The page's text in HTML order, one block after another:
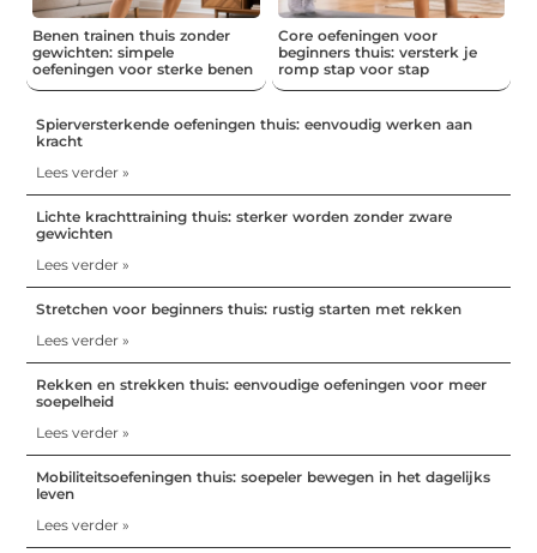
Benen trainen thuis zonder
gewichten: simpele
oefeningen voor sterke benen
Core oefeningen voor
beginners thuis: versterk je
romp stap voor stap
Spierversterkende oefeningen thuis: eenvoudig werken aan
kracht
Lees verder »
Lichte krachttraining thuis: sterker worden zonder zware
gewichten
Lees verder »
Stretchen voor beginners thuis: rustig starten met rekken
Lees verder »
Rekken en strekken thuis: eenvoudige oefeningen voor meer
soepelheid
Lees verder »
Mobiliteitsoefeningen thuis: soepeler bewegen in het dagelijks
leven
Lees verder »